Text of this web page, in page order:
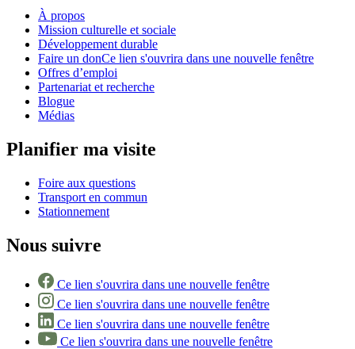
À propos
Mission culturelle et sociale
Développement durable
Faire un donCe lien s'ouvrira dans une nouvelle fenêtre
Offres d’emploi
Partenariat et recherche
Blogue
Médias
Planifier ma visite
Foire aux questions
Transport en commun
Stationnement
Nous suivre
Ce lien s'ouvrira dans une nouvelle fenêtre
Ce lien s'ouvrira dans une nouvelle fenêtre
Ce lien s'ouvrira dans une nouvelle fenêtre
Ce lien s'ouvrira dans une nouvelle fenêtre